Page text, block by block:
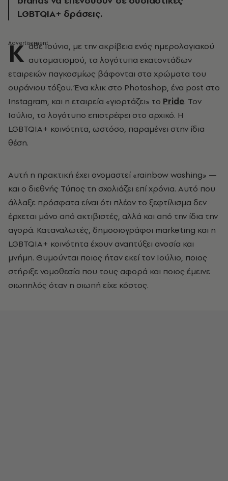
LGBTQIA+ δράσεις.
Κ άθε Ιούνιο, με την ακρίβεια ενός ημερολογιακού
αυτοματισμού, τα λογότυπα εκατοντάδων
εταιρειών παγκοσμίως βάφονται στα χρώματα του
ουράνιου τόξου. Ένα κλικ στο Photoshop, ένα post στο
Instagram, και η εταιρεία «γιορτάζει» το Pride. Τον
Ιούλιο, το λογότυπο επιστρέφει στο αρχικό. Η
LGBTQIA+ κοινότητα, ωστόσο, παραμένει στην ίδια
θέση.
Αυτή η πρακτική έχει ονομαστεί «rainbow washing» —
και ο διεθνής Τύπος τη σχολιάζει επί χρόνια. Αυτό που
άλλαξε πρόσφατα είναι ότι πλέον το ξεφτίλισμα δεν
έρχεται μόνο από ακτιβιστές, αλλά και από την ίδια την
αγορά. Καταναλωτές, δημοσιογράφοι marketing και η
LGBTQIA+ κοινότητα έχουν αναπτύξει ανοσία και
μνήμη. Θυμούνται ποιος ήταν εκεί τον Ιούλιο, ποιος
στήριξε νομοθεσία που τους αφορά και ποιος έμεινε
σιωπηλός όταν η σιωπή είχε κόστος.